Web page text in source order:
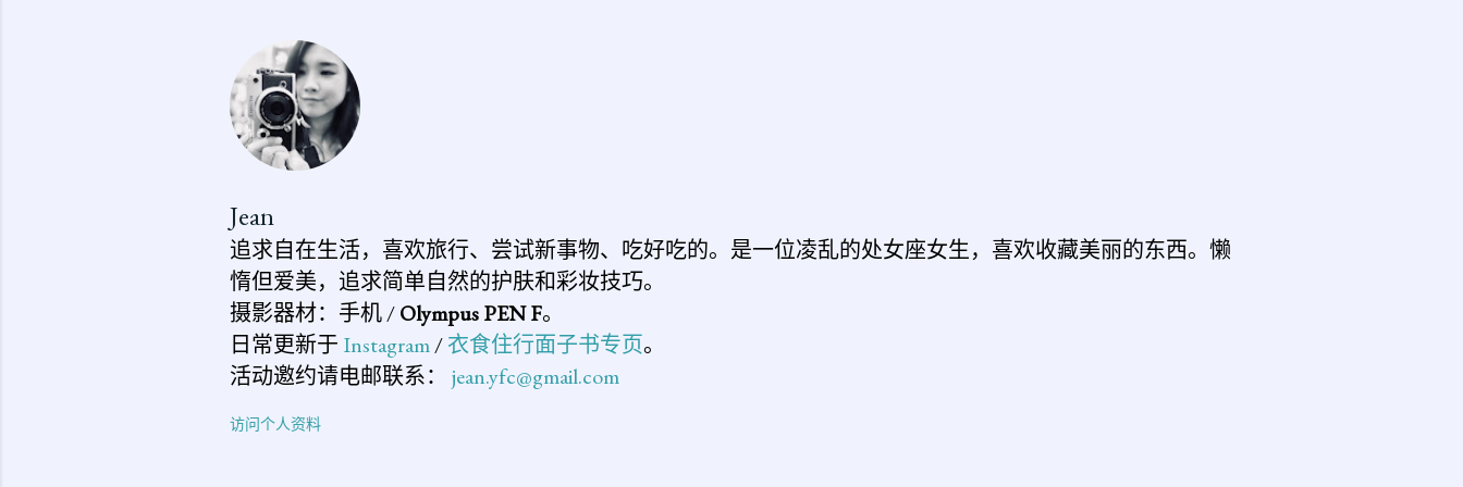
Jean
追求自在生活，喜欢旅行、尝试新事物、吃好吃的。是一位凌乱的处女座女生，喜欢收藏美丽的东西。懒
惰但爱美，追求简单自然的护肤和彩妆技巧。
摄影器材：手机 /Olympus PEN F。
日常更新于 Instagram/衣食住行面子书专页。
活动邀约请电邮联系： jean.yfc@gmail.com
访问个人资料